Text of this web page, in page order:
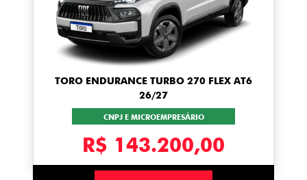
TORO ENDURANCE TURBO 270 FLEX AT6
26/27
CNPJ E MICROEMPRESÁRIO
R$ 143.200,00